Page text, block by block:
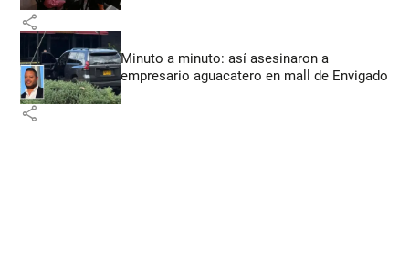
share
Minuto a minuto: así asesinaron a
empresario aguacatero en mall de Envigado
share